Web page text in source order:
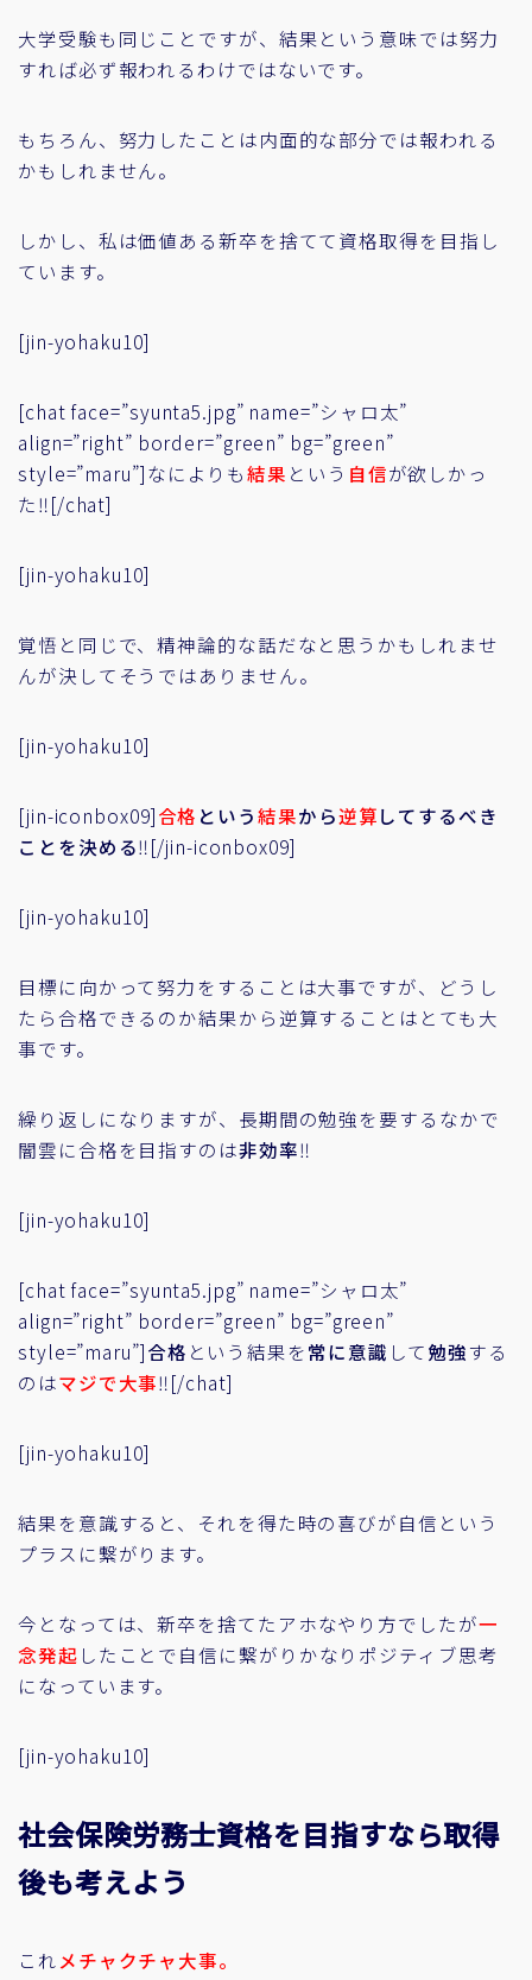
大学受験も同じことですが、結果という意味では努力
すれば必ず報われるわけではないです。
もちろん、努力したことは内面的な部分では報われる
かもしれません。
しかし、私は価値ある新卒を捨てて資格取得を目指し
ています。
[jin-yohaku10]
[chat face=”syunta5.jpg” name=”シャロ太”
align=”right” border=”green” bg=”green”
style=”maru”]なによりも結果 という 自信が欲しかっ
た‼[/chat]
[jin-yohaku10]
覚悟と同じで、精神論的な話だなと思うかもしれませ
んが決してそうではありません。
[jin-yohaku10]
[jin-iconbox09]合格 という結果から逆算してするべき
ことを決める‼[/jin-iconbox09]
[jin-yohaku10]
目標に向かって努力をすることは大事ですが、どうし
たら合格できるのか結果から逆算することはとても大
事です。
繰り返しになりますが、長期間の勉強を要するなかで
闇雲に合格を目指すのは非効率‼
[jin-yohaku10]
[chat face=”syunta5.jpg” name=”シャロ太”
align=”right” border=”green” bg=”green”
style=”maru”]合格 という結果を常に意識 して勉強する
のはマジで大事‼[/chat]
[jin-yohaku10]
結果を意識すると、それを得た時の喜びが自信という
プラスに繋がります。
今となっては、新卒を捨てたアホなやり方でしたが一
念発起 したことで自信に繋がりかなりポジティブ思考
になっています。
[jin-yohaku10]
社会保険労務士資格を目指すなら取得
後も考えよう
これメチャクチャ大事。